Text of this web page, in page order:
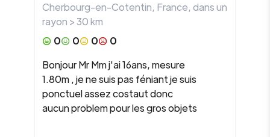
Cherbourg-en-Cotentin, France, dans un
rayon >30km
0
0 0
0
Bonjour Mr Mm j'ai 16ans, mesure
1.80m , je ne suis pas féniant je suis
ponctuel assez costaut donc
aucun problem pour les gros objets